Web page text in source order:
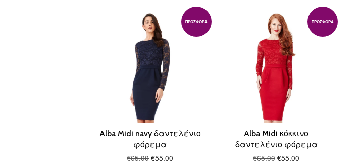
ΠΡΟΣΦΟΡΆ
Alba Midi navy δαντελένιο
φόρεμα
€65.00 €55.00
ΠΡΟΣΦΟΡΆ
Alba Midi κόκκινο
δαντελένιο φόρεμα
€65.00 €55.00